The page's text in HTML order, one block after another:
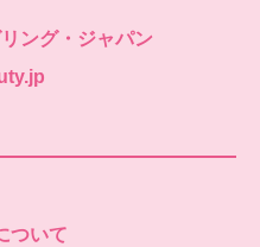
ング・ジャパン
ついて